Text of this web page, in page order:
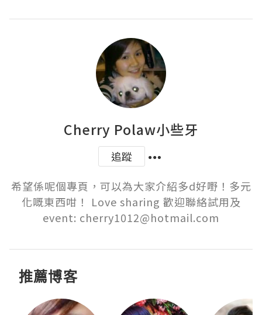
Cherry Polaw小些牙
追蹤
希望係呢個專頁，可以為大家介紹多d好嘢！多元
化嘅東西咁！ Love sharing 歡迎聯絡試用及
event: cherry1012@hotmail.com
推薦博客